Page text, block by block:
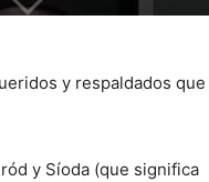
y respaldados que
y Síoda (que significa